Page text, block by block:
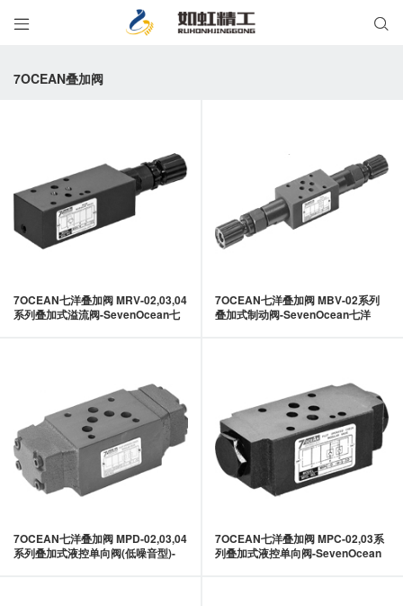


7OCEAN叠加阀
7OCEAN七洋叠加阀 MRV-02,03,04
系列叠加式溢流阀-SevenOcean七
7OCEAN七洋叠加阀 MBV-02系列
叠加式制动阀-SevenOcean七洋
7OCEAN七洋叠加阀 MPD-02,03,04
系列叠加式液控单向阀(低噪音型)-
7OCEAN七洋叠加阀 MPC-02,03系
列叠加式液控单向阀-SevenOcean